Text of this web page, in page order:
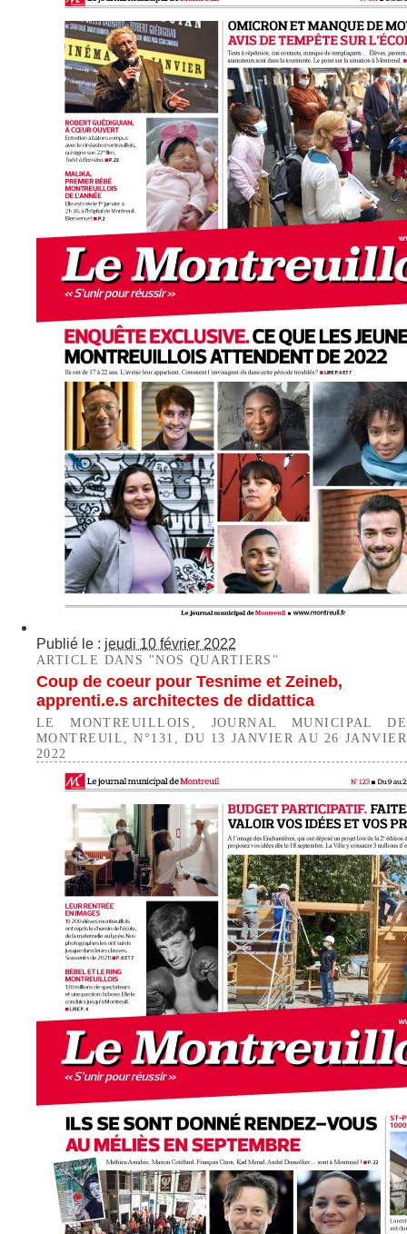
Publié le : jeudi 10 février 2022
ARTICLE DANS "NOS QUARTIERS"
Coup de coeur pour Tesnime et Zeineb,
apprenti.e.s architectes de didattica
LE MONTREUILLOIS, JOURNAL MUNICIPAL DE
MONTREUIL, N°131, DU 13 JANVIER AU 26 JANVIER
2022